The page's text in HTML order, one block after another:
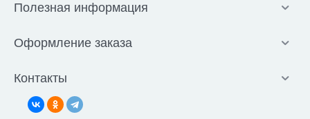
Полезная информация
Оформление заказа
Контакты